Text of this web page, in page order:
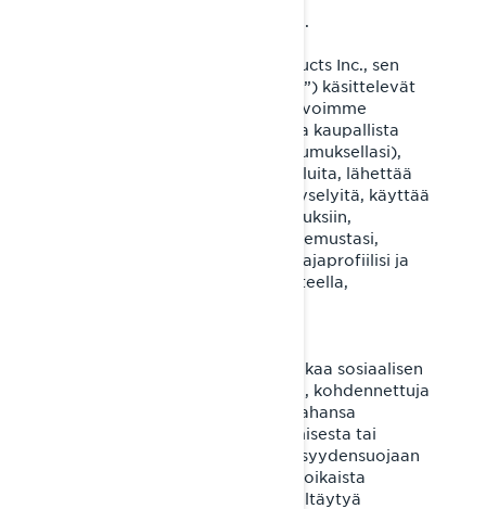
Me välitämme yksityisyydestäsi.
Bombardier Recreational Products Inc., sen
tytäryhtiöt ja sivuliikkeet (”BRP”) käsittelevät
henkilökohtaisia tietojasi, jotta voimme
lähettää sinulle henkilökohtaista kaupallista
viestintää sähköpostitse (suostumuksellasi),
tarjota sinulle pyydettyjä palveluita, lähettää
sinulle markkinointikirjeitä ja -kyselyitä, käyttää
niitä puhelinmarkkinointitarkoituksiin,
mukauttaa/parantaa käyttökokemustasi,
toimintojasi ja tuotteitasi kuluttajaprofiilisi ja
analytiikkasuorituskykysi perusteella,
sähköpostiosoitteita voidaan jakaa sosiaalisen
median alustoille, kuten Metalle, kohdennettuja
mainoksia varten. Voit milloin tahansa
kieltäytyä uudelleenkohdentamisesta tai
profiloinnista. Sinulla on yksityisyydensuojaan
liittyviä oikeuksia, kuten oikeus oikaista
tietojasi tai tutustua niihin ja kieltäytyä